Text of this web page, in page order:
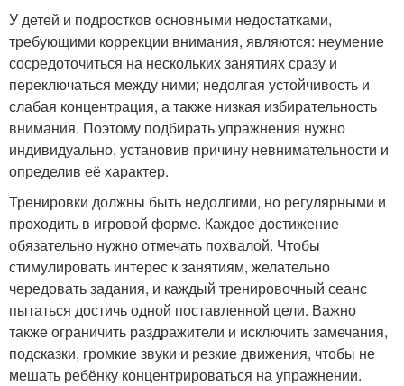
У детей и подростков основными недостатками,
требующими коррекции внимания, являются: неумение
сосредоточиться на нескольких занятиях сразу и
переключаться между ними; недолгая устойчивость и
слабая концентрация, а также низкая избирательность
внимания. Поэтому подбирать упражнения нужно
индивидуально, установив причину невнимательности и
определив её характер.
Тренировки должны быть недолгими, но регулярными и
проходить в игровой форме. Каждое достижение
обязательно нужно отмечать похвалой. Чтобы
стимулировать интерес к занятиям, желательно
чередовать задания, и каждый тренировочный сеанс
пытаться достичь одной поставленной цели. Важно
также ограничить раздражители и исключить замечания,
подсказки, громкие звуки и резкие движения, чтобы не
мешать ребёнку концентрироваться на упражнении.